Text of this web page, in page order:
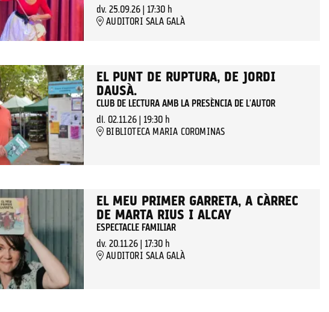
dv. 25.09.26| 17:30 h
AUDITORI SALA GALÀ
EL PUNT DE RUPTURA, DE JORDI
DAUSÀ.
CLUB DE LECTURA AMB LA PRESÈNCIA DE L'AUTOR
dl. 02.11.26| 19:30 h
BIBLIOTECA MARIA COROMINAS
EL MEU PRIMER GARRETA, A CÀRREC
DE MARTA RIUS I ALCAY
ESPECTACLE FAMILIAR
dv. 20.11.26| 17:30 h
AUDITORI SALA GALÀ